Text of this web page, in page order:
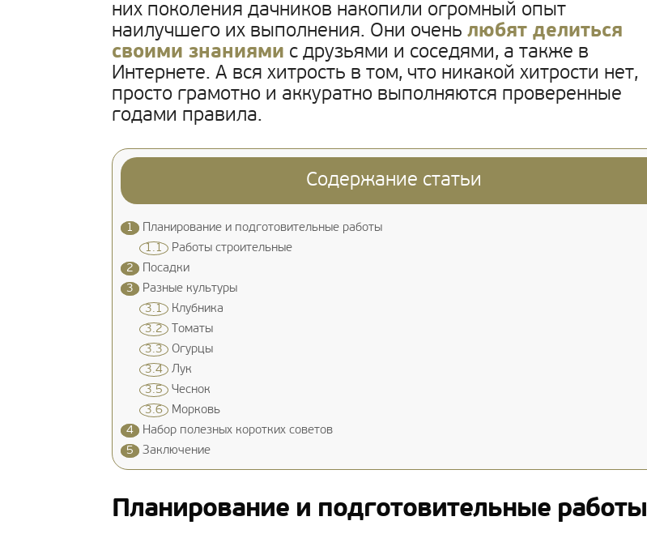
них поколения дачников накопили огромный опыт
наилучшего их выполнения. Они очень любят делиться
своими знаниями с друзьями и соседями, а также в
Интернете. А вся хитрость в том, что никакой хитрости нет,
просто грамотно и аккуратно выполняются проверенные
годами правила.
Содержание статьи
1
Планирование и подготовительные работы
1.1 Работы строительные
2
Посадки
3
Разные культуры
3.1 Клубника
3.2 Томаты
3.3 Огурцы
3.4 Лук
3.5 Чеснок
3.6 Морковь
4
Набор полезных коротких советов
5
Заключение
Планирование и подготовительные работы